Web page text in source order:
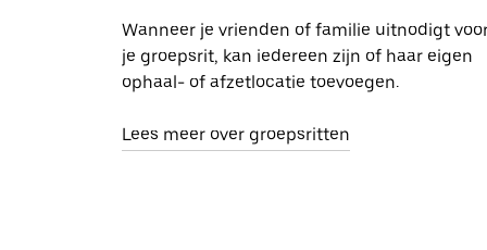
Wanneer je vrienden of familie uitnodigt
je groepsrit, kan iedereen zijn of haar eigen
ophaal- of afzetlocatie toevoegen.
Lees meer over groepsritten